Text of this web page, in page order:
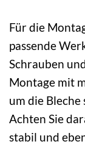
Für die
passende
Schrauben
Montage mit
um die Bleche
Achten Sie
stabil und